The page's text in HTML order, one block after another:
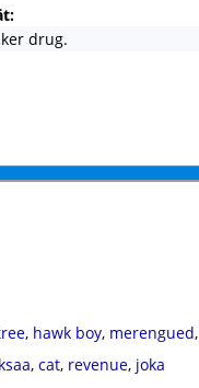
drug.
, hawk boy, merengued
, cat, revenue, joka